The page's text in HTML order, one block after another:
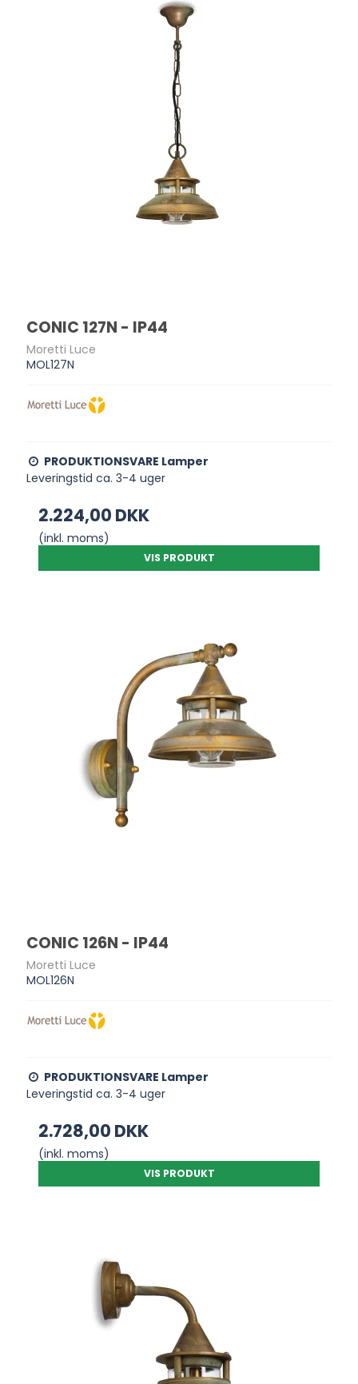
CONIC 127N - IP44
Moretti Luce
MOL127N
PRODUKTIONSVARE Lamper
Leveringstid ca. 3-4 uger
2.224,00 DKK
(inkl. moms)
VIS PRODUKT
CONIC 126N - IP44
Moretti Luce
MOL126N
PRODUKTIONSVARE Lamper
Leveringstid ca. 3-4 uger
2.728,00 DKK
(inkl. moms)
VIS PRODUKT